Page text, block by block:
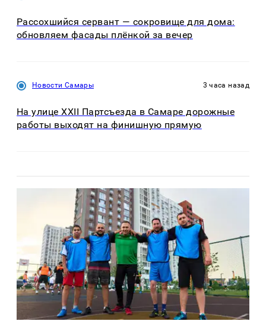
Рассохшийся сервант — сокровище для дома:
обновляем фасады плёнкой за вечер
Новости Самары 3 часа назад
На улице XXII Партсъезда в Самаре дорожные
работы выходят на финишную прямую